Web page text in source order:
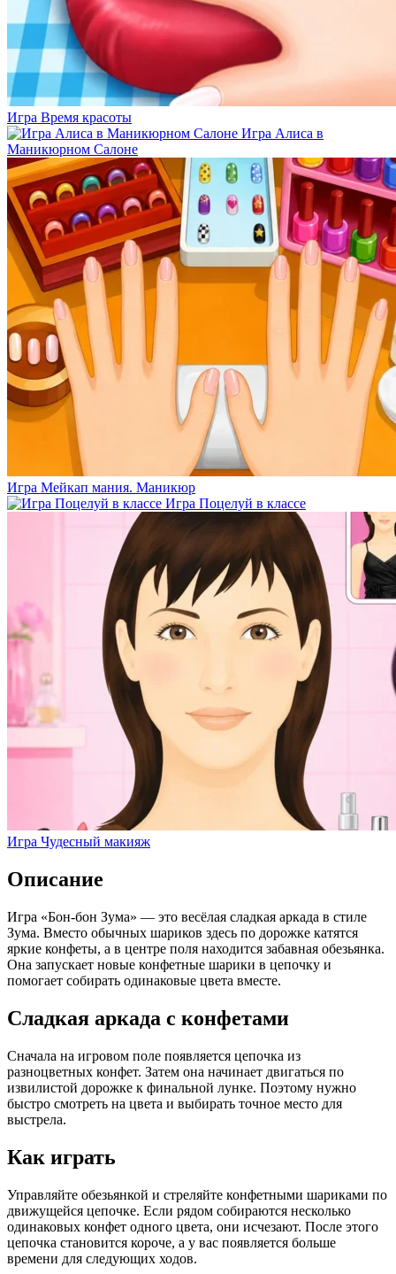
Игра Время красоты
Игра Алиса в
Маникюрном Салоне
Игра Мейкап мания. Маникюр
Игра Поцелуй в классе
Игра Чудесный макияж
Описание
Игра «Бон-бон Зума» — это весёлая сладкая аркада в стиле
Зума. Вместо обычных шариков здесь по дорожке катятся
яркие конфеты, а в центре поля находится забавная обезьянка.
Она запускает новые конфетные шарики в цепочку и
помогает собирать одинаковые цвета вместе.
Сладкая аркада с конфетами
Сначала на игровом поле появляется цепочка из
разноцветных конфет. Затем она начинает двигаться по
извилистой дорожке к финальной лунке. Поэтому нужно
быстро смотреть на цвета и выбирать точное место для
выстрела.
Как играть
Управляйте обезьянкой и стреляйте конфетными шариками по
движущейся цепочке. Если рядом собираются несколько
одинаковых конфет одного цвета, они исчезают. После этого
цепочка становится короче, а у вас появляется больше
времени для следующих ходов.